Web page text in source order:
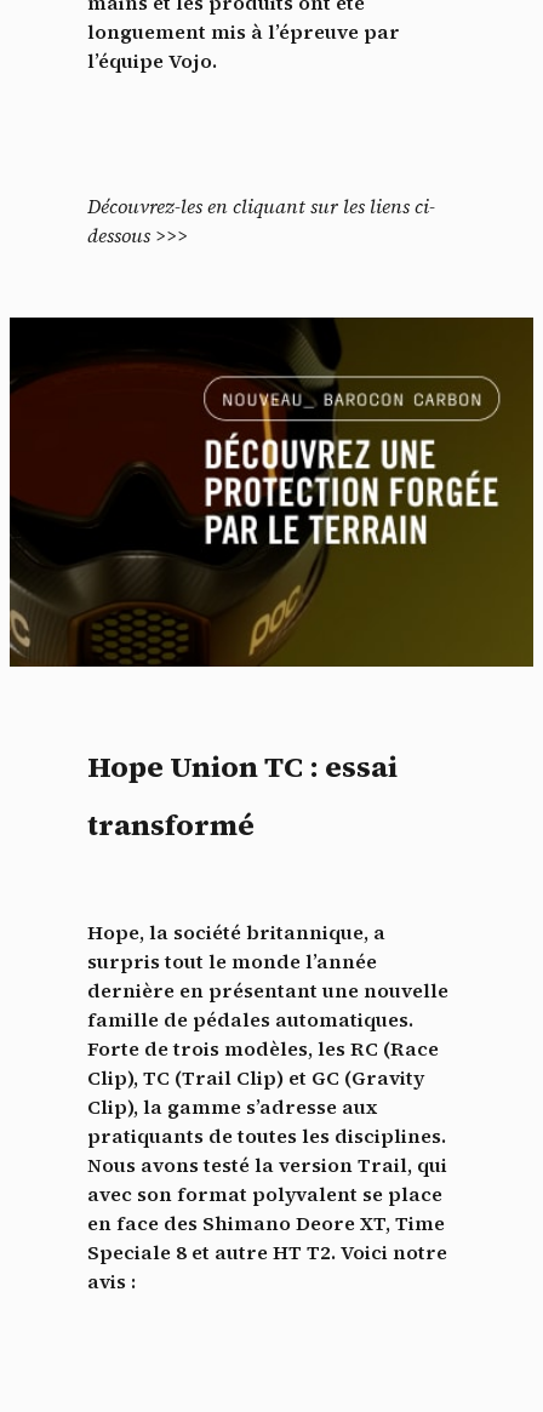
longuement mis à l’épreuve par
l’équipe Vojo.
Découvrez-les en cliquant sur les liens ci-
dessous >>>
Hope Union TC : essai
transformé
Hope, la société britannique, a
surpris tout le monde l’année
dernière en présentant une nouvelle
famille de pédales automatiques.
Forte de trois modèles, les RC (Race
Clip), TC (Trail Clip) et GC (Gravity
Clip), la gamme s’adresse aux
pratiquants de toutes les disciplines.
Nous avons testé la version Trail, qui
avec son format polyvalent se place
en face des Shimano Deore XT, Time
Speciale 8 et autre HT T2. Voici notre
avis :